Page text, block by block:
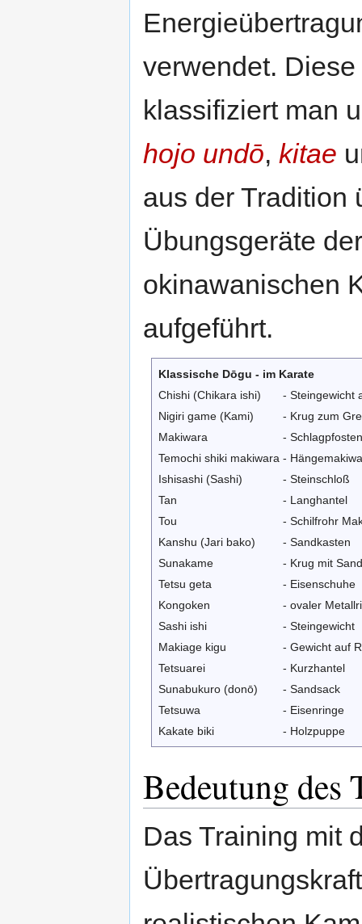
verwendet.
klassifiziert man
hojo undō, kitae
aus der Tradition
Übungsgeräte der
okinawanischen
aufgeführt.
Klassische Dōgu - im Karate
Chishi (Chikara ishi)
- Steingewicht
Nigiri game (Kami)
- Krug zum
Makiwara
- Schlagpfosten
Temochi shiki makiwara -
Ishisashi (Sashi)
- Steinschloß
Tan
- Langhantel
Tou
- Schilfrohr
Kanshu (Jari bako)
- Sandkasten
Sunakame
- Krug mit Sand
Tetsu geta
- Eisenschuhe
Kongoken
- ovaler
Sashi ishi
- Steingewicht
Makiage kigu
- Gewicht auf
Tetsuarei
- Kurzhantel
Sunabukuro (donō)
- Sandsack
Tetsuwa
- Eisenringe
Kakate biki
- Holzpuppe
Bedeutung des
Das Training mit